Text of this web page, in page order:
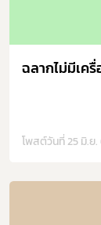
ฉลากไม่มีเค
โพสต์วันที่ 25 มิ.ย.